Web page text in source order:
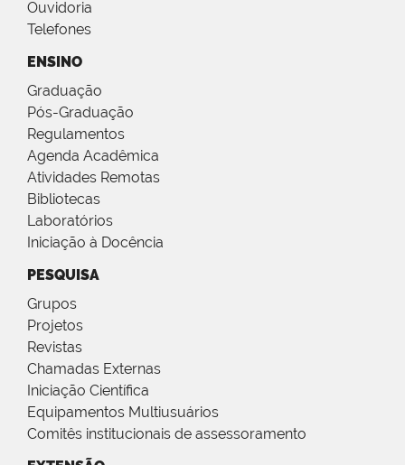
Ouvidoria
Telefones
ENSINO
Graduação
Pós-Graduação
Regulamentos
Agenda Acadêmica
Atividades Remotas
Bibliotecas
Laboratórios
Iniciação à Docência
PESQUISA
Grupos
Projetos
Revistas
Chamadas Externas
Iniciação Científica
Equipamentos Multiusuários
Comitês institucionais de assessoramento